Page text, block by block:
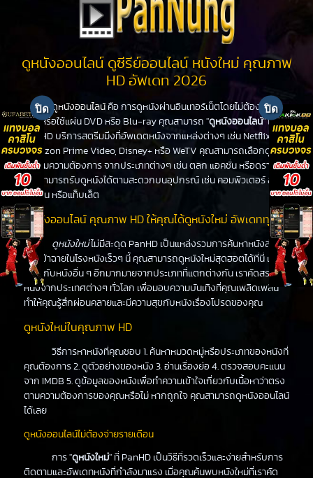
ดูหนังออนไลน์ ดูซีรีย์ออนไลน์ หนังใหม่ คุณภาพ
HD อัพเดท 2026
ดูหนังออนไลน์ คือ การดูหนังผ่านอินเทอร์เน็ตโดยไม่ต้องไปโรง
หนังหรือใช้แผ่น DVD หรือ Blu-ray คุณสามารถ "ดูหนังออนไลน์" ได้ที่
PanHD บริการสตรีมมิ่งที่อัพเดตหนังจากแหล่งต่างๆ เช่น Netflix,
Amazon Prime Video, Disney+ หรือ WeTV คุณสามารถเลือกดูหนัง
ได้ตามความต้องการ จากประเภทต่างๆ เช่น ตลก แอคชั่น หรือดราม่า
คุณสามารถรับดูหนังได้ตามสะดวกบนอุปกรณ์ เช่น คอมพิวเตอร์ สมา
ร์ทโฟน หรือแท็บเล็ต
ดูหนังออนไลน์ คุณภาพ HD ให้คุณได้ดูหนังใหม่ อัพเดททุกวัน
ดูหนังใหม่ไม่มีสะดุด PanHD เป็นแหล่งรวมการค้นหาหนังล่าสุด
ที่จะเข้าฉายในโรงหนังเร็วๆ นี้ คุณสามารถดูหนังใหม่สุดฮอตได้ที่นี่ เช่น
เดียวกับหนังอื่น ๆ อีกมากมายจากประเภทที่แตกต่างกัน เราคัดสรร
หนังจากประเทศต่างๆ ทั่วโลก เพื่อมอบความบันเทิงที่คุณเพลิดเพลิน
ทำให้คุณรู้สึกผ่อนคลายและมีความสุขกับหนังเรื่องโปรดของคุณ
ดูหนังใหม่ในคุณภาพ HD
วิธีการหาหนังที่คุณชอบ 1. ค้นหาหมวดหมู่หรือประเภทของหนังที่
คุณต้องการ 2. ดูตัวอย่างของหนัง 3. อ่านเรื่องย่อ 4. ตรวจสอบคะแนน
จาก IMDB 5. ดูข้อมูลของหนังเพื่อทำความเข้าใจเกี่ยวกับเนื้อหาว่าตรง
ตามความต้องการของคุณหรือไม่ หากถูกใจ คุณสามารถดูหนังออนไลน์
ได้เลย
ดูหนังออนไลน์ไม่ต้องจ่ายรายเดือน
การ "ดูหนังใหม่" ที่ PanHD เป็นวิธีที่รวดเร็วและง่ายสำหรับการ
ติดตามและอัพเดทหนังที่กำลังมาแรง เมื่อคุณค้นพบหนังใหม่ที่เราคัด